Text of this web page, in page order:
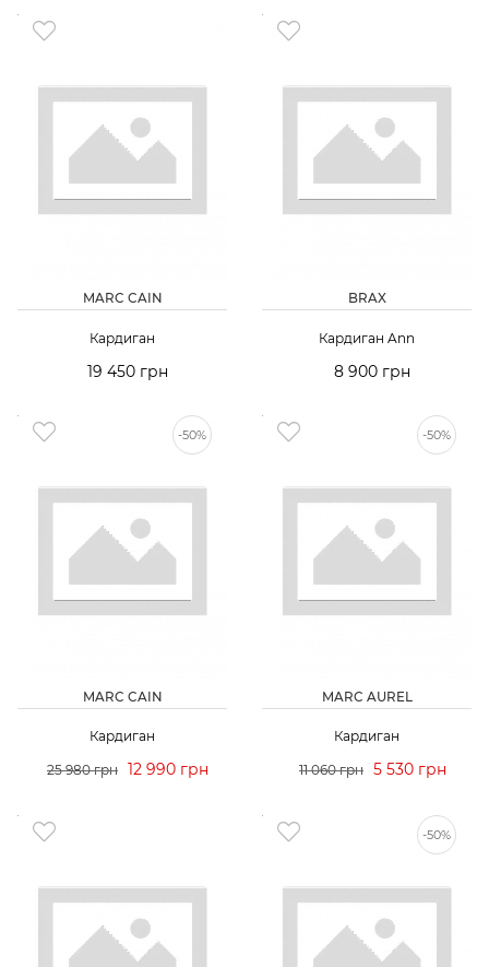
MARC CAIN
Кардиган
19 450 грн
BRAX
Кардиган Ann
8 900 грн
-50%
MARC CAIN
Кардиган
25 980 грн 12 990 грн
-50%
MARC AUREL
Кардиган
11 060 грн 5 530 грн
-50%